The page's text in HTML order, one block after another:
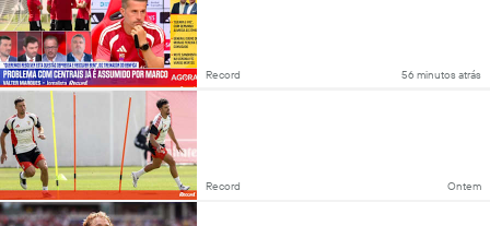
Record 56 minutos atrás
Record Ontem